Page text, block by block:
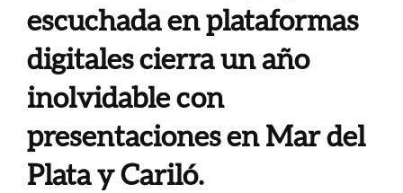
escuchada en plataformas
digitales cierra un año
inolvidable con
presentaciones en Mar del
Plata y Cariló.